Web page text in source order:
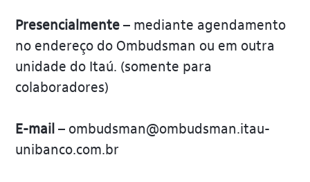
Presencialmente – mediante agendamento
no endereço do Ombudsman ou em outra
unidade do Itaú. (somente para
colaboradores)
E-mail – ombudsman@ombudsman.itau-
unibanco.com.br